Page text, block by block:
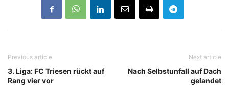
Previous article
3. Liga: FC Triesen rückt auf
Rang vier vor
Next article
Nach Selbstunfall auf Dach
gelandet